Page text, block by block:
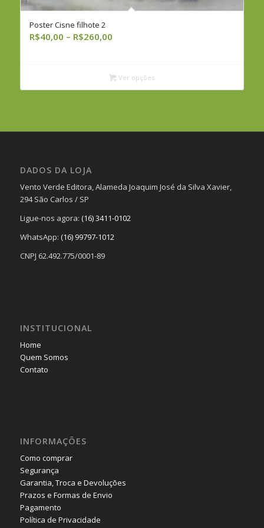
Poster Cisne filhote 2
R$40,00 – R$260,00Faixa
R$40,00
através
Ver opções
DADOS DA LOJA
Vento Verde Editora, Alameda Joaquim José da Silva Xavier,
294 São Carlos / SP
Ligue-nos agora: (16) 3411-0102
WhatsApp: (16) 99797-1012
CNPJ 62.492.775/0001-89
INSTITUCIONAL
Home
Quem Somos
Contato
INFORMAÇÕES
Como comprar
Segurança
Garantia, Troca e Devoluções
Prazos e Formas de Envio
Pagamento
Política de Privacidade